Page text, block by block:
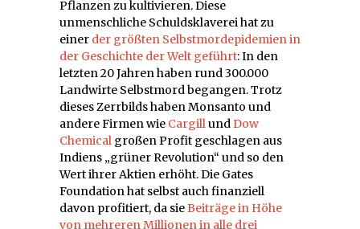
Pflanzen zu kultivieren. Diese
unmenschliche Schuldsklaverei hat zu
einer der größten Selbstmordepidemien in
der Geschichte der Welt geführt: In den
letzten 20 Jahren haben rund 300.000
Landwirte Selbstmord begangen. Trotz
dieses Zerrbilds haben Monsanto und
andere Firmen wie CargillundDow
Chemical großen Profit geschlagen aus
Indiens „grüner Revolution“ und so den
Wert ihrer Aktien erhöht. Die Gates
Foundation hat selbst auch finanziell
davon profitiert, da sieBeiträge in Höhe
von mehreren Millionen in alle drei